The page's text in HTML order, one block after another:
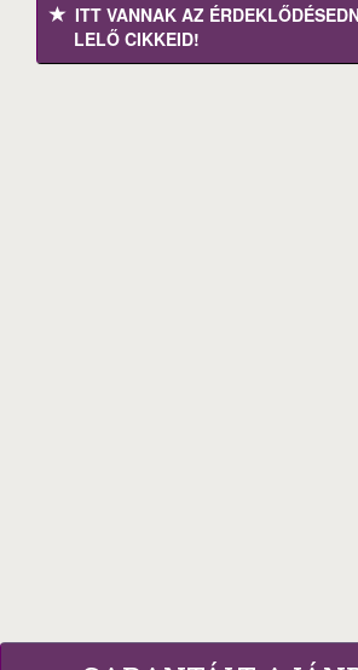
ITT VANNAK AZ
LELŐ CIKKEID!